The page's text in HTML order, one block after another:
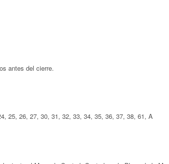
antes del cierre.
25, 26, 27, 30, 31, 32, 33, 34, 35, 36, 37, 38, 61, A